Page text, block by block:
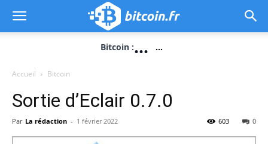
Bitcoin :... ...
Accueil Bitcoin
Sortie d’Eclair 0.7.0
Par La rédaction - 1 février 2022 0
603